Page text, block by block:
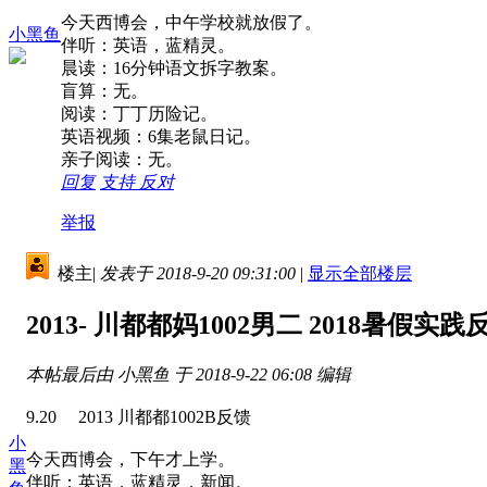
小黑鱼
今天西博会，中午学校就放假了。
伴听：英语，蓝精灵。
晨读：16分钟语文拆字教案。
盲算：无。
阅读：丁丁历险记。
英语视频：6集老鼠日记。
亲子阅读：无。
回复 支持 反对
举报
小
黑
楼主| 发表于 2018-9-20 09:31:00 | 显示全部楼层
2013- 川都都妈1002男二 2018暑假实践
本帖最后由 小黑鱼 于 2018-9-22 06:08 编辑
9.20 2013 川都都1002B反馈
今天西博会，下午才上学。
伴听：英语，蓝精灵，新闻。